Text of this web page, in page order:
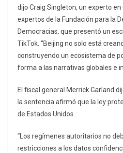
dijo Craig Singleton, un experto en
expertos de la Fundación para la
Democracias, que presentó un
TikTok. “Beijing no solo está
construyendo un ecosistema de
forma a las narrativas globales e
El fiscal general Merrick Garland
la sentencia afirmó que la ley
de Estados Unidos.
“Los regímenes autoritarios no
restricciones a los datos